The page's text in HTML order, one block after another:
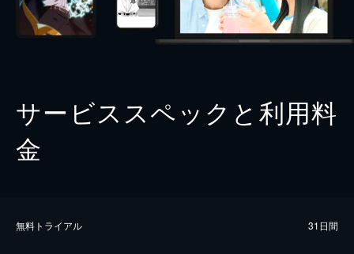
サービススペックと利用料
金
無料トライアル 31日間